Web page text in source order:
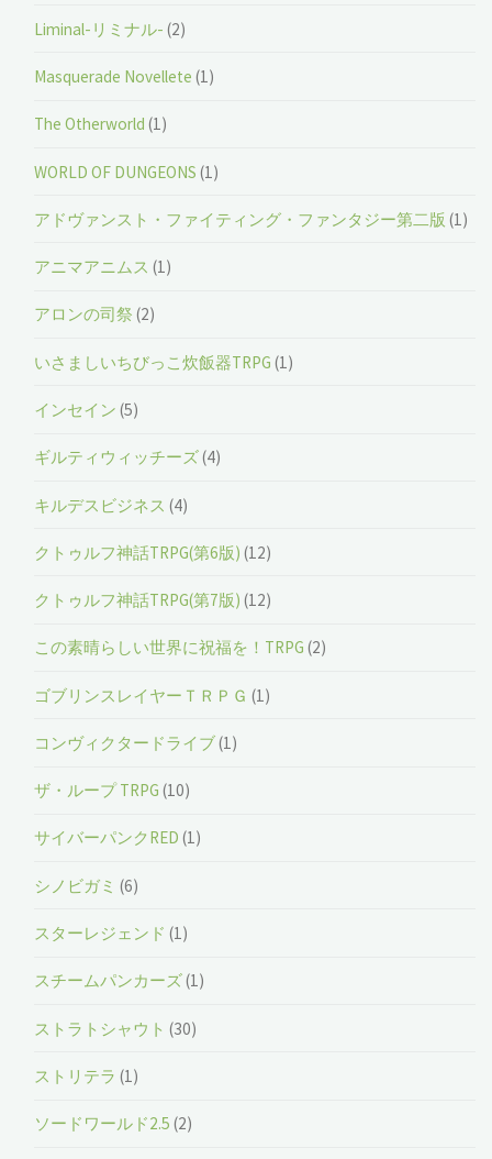
Liminal-リミナル- (2)
Masquerade Novellete (1)
The Otherworld (1)
WORLD OF DUNGEONS (1)
アドヴァンスト・ファイティング・ファンタジー第二版 (1)
アニマアニムス (1)
アロンの司祭 (2)
いさましいちびっこ炊飯器TRPG (1)
インセイン (5)
ギルティウィッチーズ(4)
キルデスビジネス (4)
クトゥルフ神話TRPG(第6版) (12)
クトゥルフ神話TRPG(第7版) (12)
この素晴らしい世界に祝福を！TRPG (2)
ゴブリンスレイヤーＴＲＰＧ (1)
コンヴィクタードライブ(1)
ザ・ループ TRPG (10)
サイバーパンクRED (1)
シノビガミ (6)
スターレジェンド (1)
スチームパンカーズ(1)
ストラトシャウト (30)
ストリテラ (1)
ソードワールド2.5 (2)